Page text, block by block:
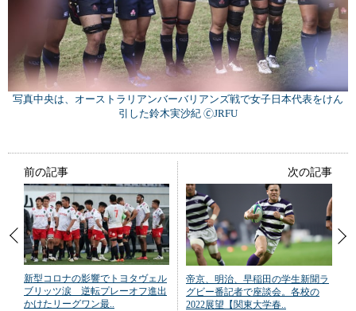
写真中央は、オーストラリアンバーバリアンズ戦で女子日本代表をけん
引した鈴木実沙紀 🄫JRFU
前の記事
新型コロナの影響でトヨタヴェル
ブリッツ涙 逆転プレーオフ進出
かけたリーグワン最..
次の記事
帝京、明治、早稲田の学生新聞ラ
グビー番記者で座談会。各校の
2022展望【関東大学春..